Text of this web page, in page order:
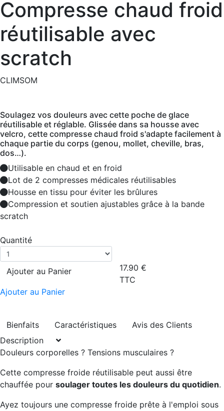
Compresse chaud froid
réutilisable avec
scratch
CLIMSOM
Soulagez vos douleurs avec cette poche de glace
réutilisable et réglable. Glissée dans sa housse avec
velcro, cette compresse chaud froid s'adapte facilement à
chaque partie du corps (genou, mollet, cheville, bras,
dos…).
Utilisable en chaud et en froid
Lot de 2 compresses médicales réutilisables
Housse en tissu pour éviter les brûlures
Compression et soutien ajustables grâce à la bande
scratch
Quantité
Ajouter au Panier
Ajouter au Panier
17.90 €
TTC
Bienfaits Caractéristiques
Avis des Clients
Description
Douleurs corporelles ? Tensions musculaires ?
Cette compresse froide réutilisable peut aussi être
chauffée pour soulager toutes les douleurs du quotidien.
Ayez toujours une compresse froide prête à l'emploi sous